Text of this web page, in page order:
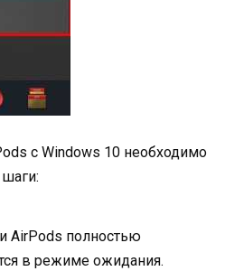
с Windows 10 необходимо
AirPods полностью
в режиме ожидания.